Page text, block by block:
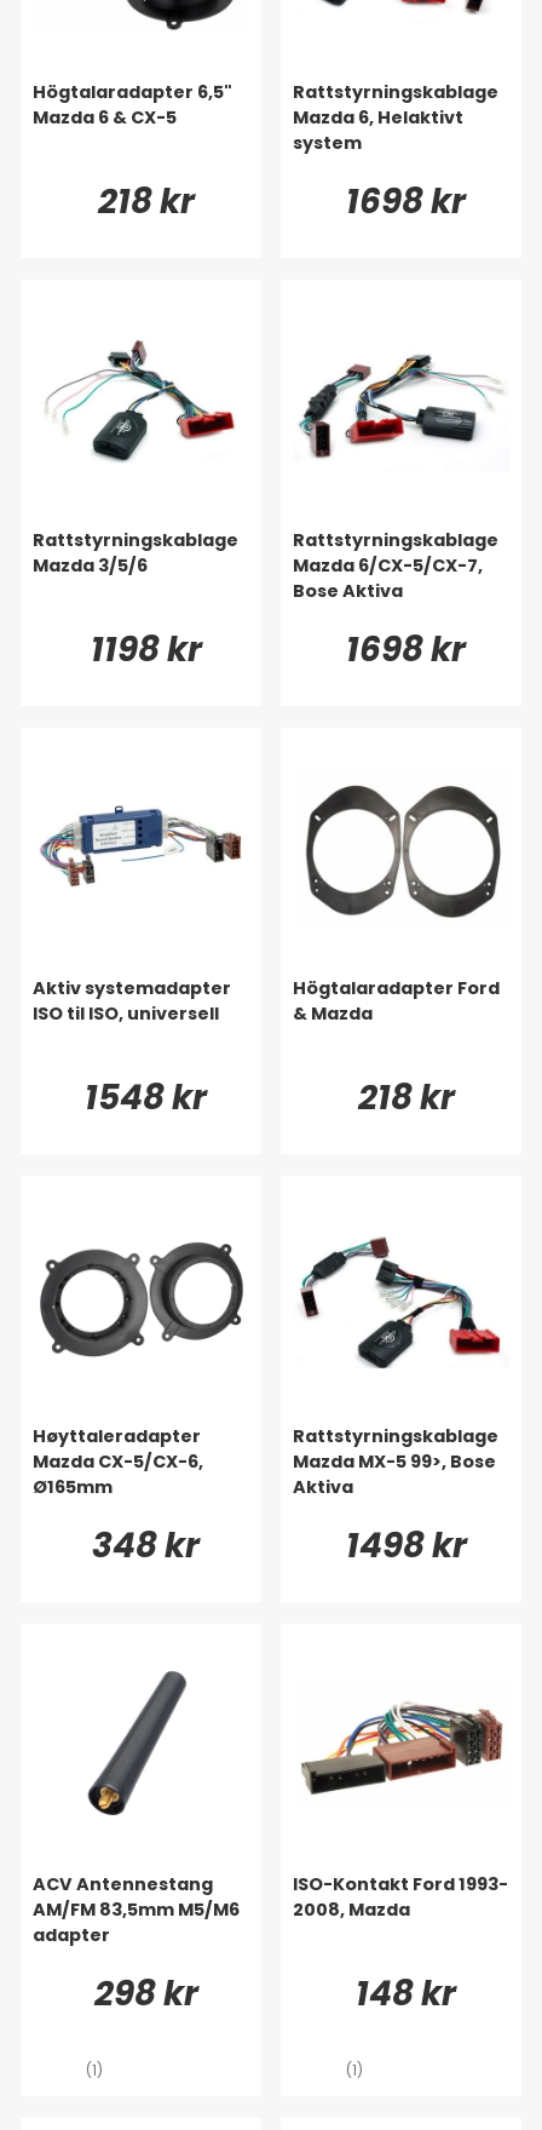
Högtalaradapter 6,5"
Mazda 6 & CX-5
218 kr
Rattstyrningskablage
Mazda 6, Helaktivt
system
1698 kr
Rattstyrningskablage
Mazda 3/5/6
1198 kr
Rattstyrningskablage
Mazda 6/CX-5/CX-7,
Bose Aktiva
1698 kr
Aktiv systemadapter
ISO til ISO, universell
1548 kr
Högtalaradapter Ford
& Mazda
218 kr
Høyttaleradapter
Mazda CX-5/CX-6,
Ø165mm
348 kr
Rattstyrningskablage
Mazda MX-5 99>, Bose
Aktiva
1498 kr
ACV Antennestang
AM/FM 83,5mm M5/M6
adapter
298 kr
(1)
ISO-Kontakt Ford 1993-
2008, Mazda
148 kr
(1)